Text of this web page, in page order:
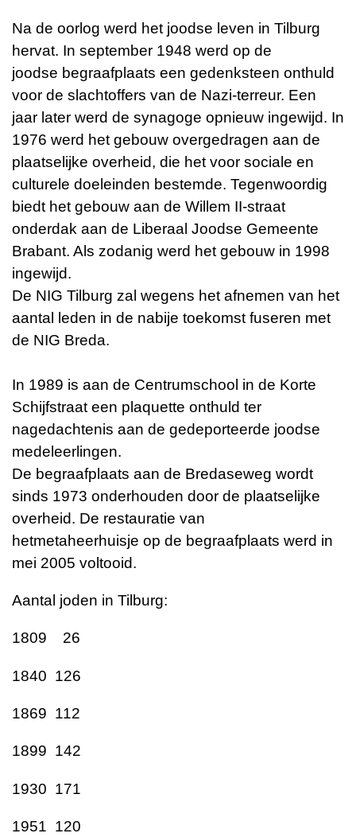
Na de oorlog werd het joodse leven in Tilburg
hervat. In september 1948 werd op de
joodse begraafplaats een gedenksteen onthuld
voor de slachtoffers van de Nazi-terreur. Een
jaar later werd de synagoge opnieuw ingewijd. In
1976 werd het gebouw overgedragen aan de
plaatselijke overheid, die het voor sociale en
culturele doeleinden bestemde. Tegenwoordig
biedt het gebouw aan de Willem II-straat
onderdak aan de Liberaal Joodse Gemeente
Brabant. Als zodanig werd het gebouw in 1998
ingewijd.
De NIG Tilburg zal wegens het afnemen van het
aantal leden in de nabije toekomst fuseren met
de NIG Breda.
In 1989 is aan de Centrumschool in de Korte
Schijfstraat een plaquette onthuld ter
nagedachtenis aan de gedeporteerde joodse
medeleerlingen.
De begraafplaats aan de Bredaseweg wordt
sinds 1973 onderhouden door de plaatselijke
overheid. De restauratie van
hetmetaheerhuisje op de begraafplaats werd in
mei 2005 voltooid.
Aantal joden in Tilburg:
1809 26
1840 126
1869 112
1899 142
1930 171
1951 120